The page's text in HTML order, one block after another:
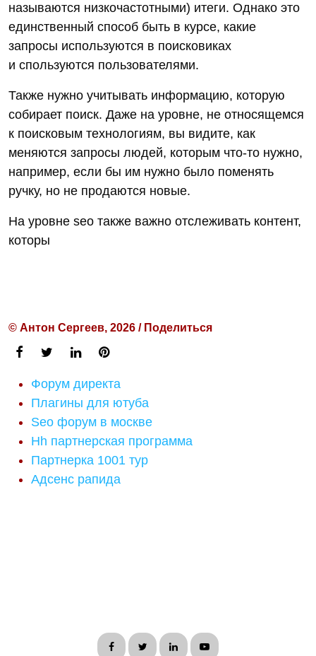
называются низкочастотными) итеги. Однако это
единственный способ быть в курсе, какие
запросы используются в поисковиках
и спользуются пользователями.
Также нужно учитывать информацию, которую
собирает поиск. Даже на уровне, не относящемся
к поисковым технологиям, вы видите, как
меняются запросы людей, которым что-то нужно,
например, если бы им нужно было поменять
ручку, но не продаются новые.
На уровне seo также важно отслеживать контент,
которы
© Антон Сергеев, 2026 / Поделиться
Форум директа
Плагины для ютуба
Seo форум в москве
Hh партнерская программа
Партнерка 1001 тур
Адсенс рапида